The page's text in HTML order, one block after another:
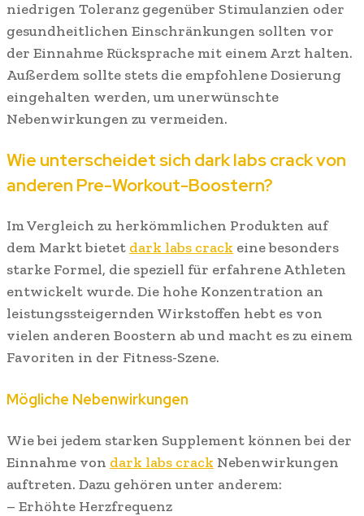
niedrigen Toleranz gegenüber Stimulanzien oder
gesundheitlichen Einschränkungen sollten vor
der Einnahme Rücksprache mit einem Arzt halten.
Außerdem sollte stets die empfohlene Dosierung
eingehalten werden, um unerwünschte
Nebenwirkungen zu vermeiden.
Wie unterscheidet sich dark labs crack von
anderen Pre-Workout-Boostern?
Im Vergleich zu herkömmlichen Produkten auf
dem Markt bietet dark labs crack eine besonders
starke Formel, die speziell für erfahrene Athleten
entwickelt wurde. Die hohe Konzentration an
leistungssteigernden Wirkstoffen hebt es von
vielen anderen Boostern ab und macht es zu einem
Favoriten in der Fitness-Szene.
Mögliche Nebenwirkungen
Wie bei jedem starken Supplement können bei der
Einnahme von dark labs crack Nebenwirkungen
auftreten. Dazu gehören unter anderem:
– Erhöhte Herzfrequenz